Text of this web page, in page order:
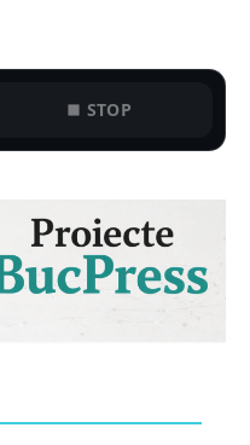
STOP